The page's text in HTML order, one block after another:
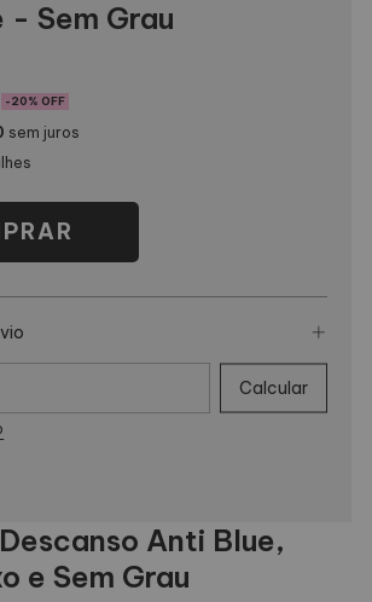
- Sem Grau
-20% OFF
sem juros
Calcular
Anti Blue,
e Sem Grau